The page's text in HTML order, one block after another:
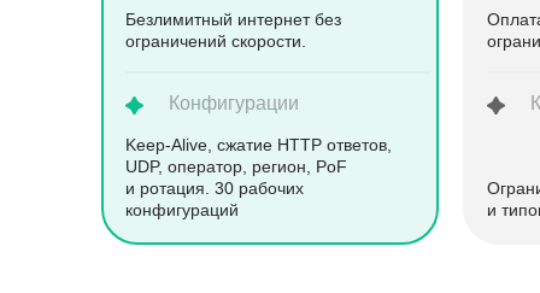
Конфигурации
Безлимитный интернет без
ограничений скорости.
Keep-Alive, сжатие HTTP ответов,
UDP, оператор, регион, PoF
и ротация. 30 рабочих
конфигураций
и